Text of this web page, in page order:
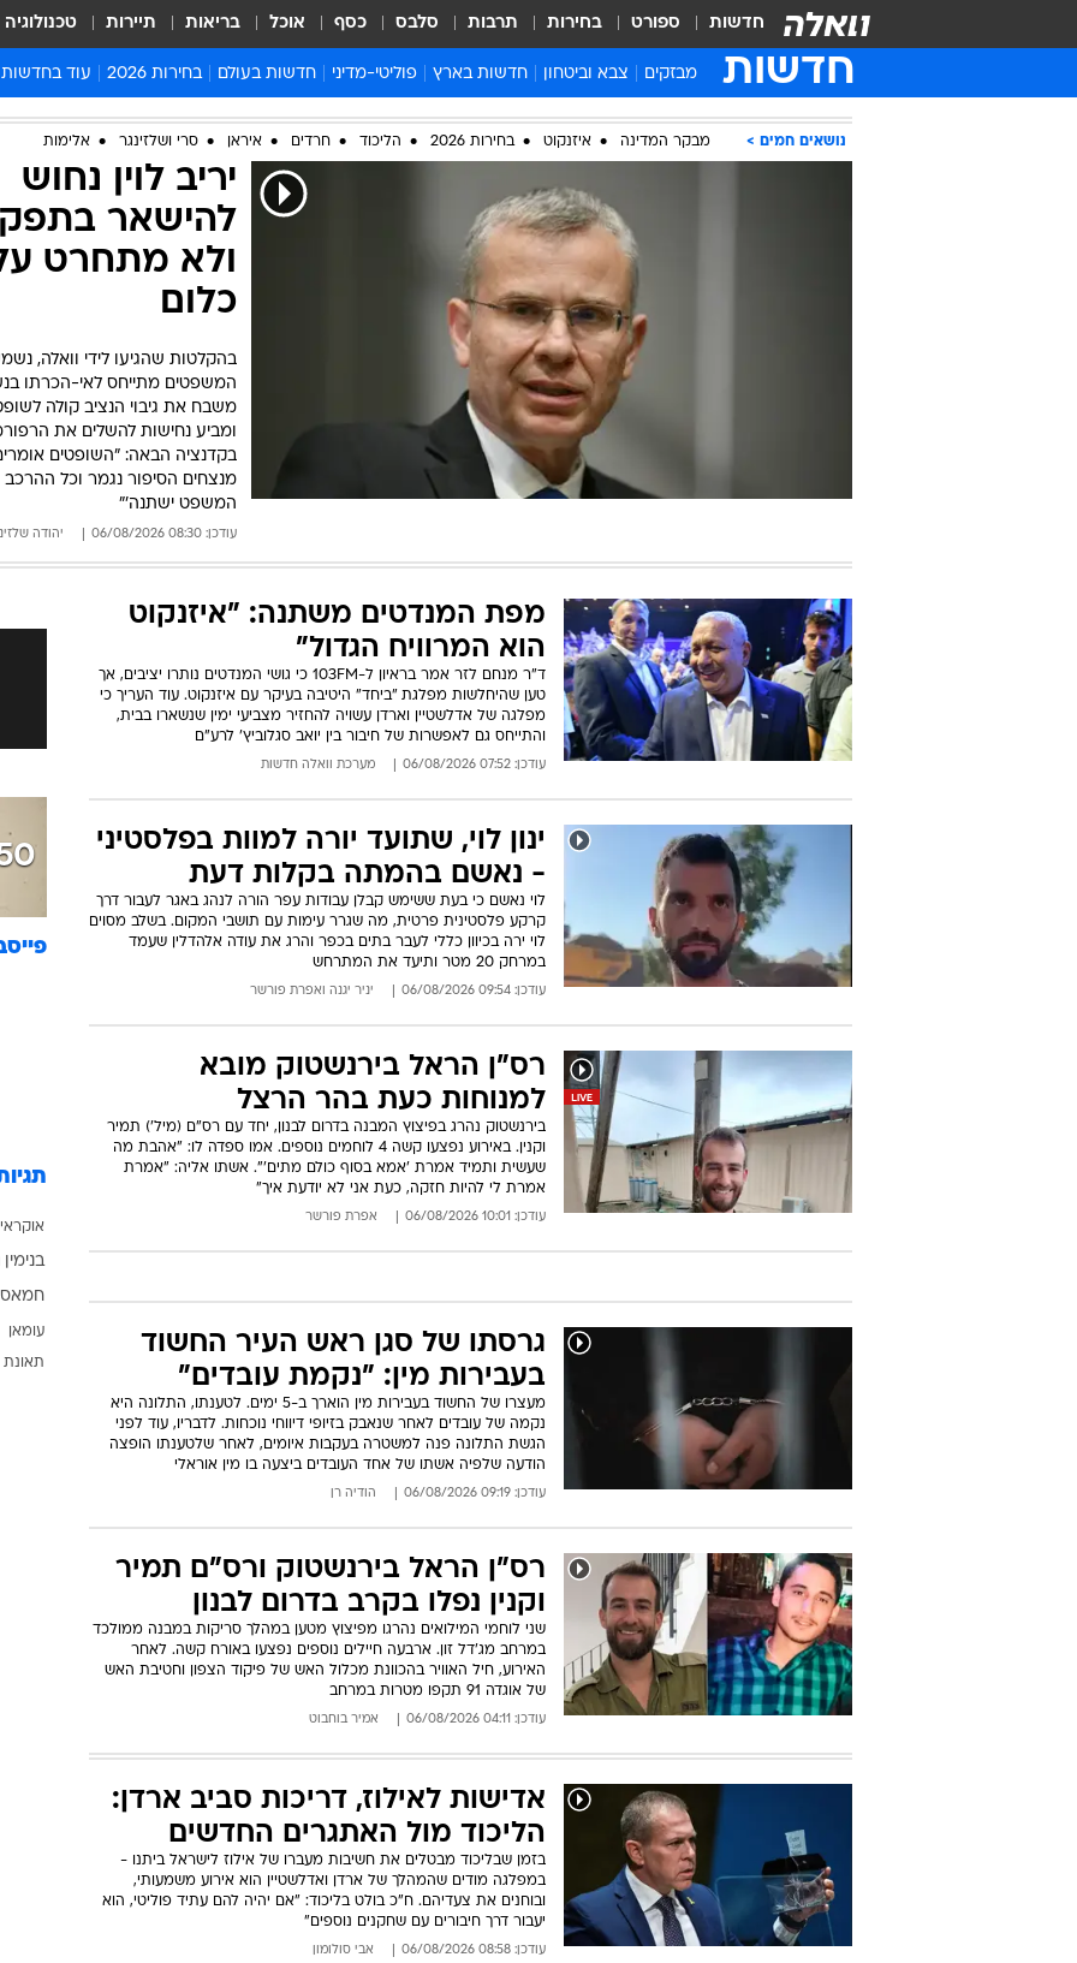
חדשות ספורט בחירות תרבות סלבס כסף אוכל בריאות תיירות טכנולוגיה
חדשות מבזקים צבא וביטחון חדשות בארץ
אירועים בארץ
ישראלים בחו"ל
בריאות
חברה ורווחה
פוליטי-מדיני
פוליטיקה וממשל
חדשות בעולם
המזרח התיכון
אמריקה
אסיה והפסיפיק
בחירות 2026 עוד בחדשות
דעות
פרויקטים
אסור לפספס
מדע וסביבה
זמני כניסת
לוח חופשות
לוח שנה
חדשות יהדות
נושאים חמים מבקר המדינה איזנקוט בחירות 2026 הליכוד חרדים איראן סרי ושלזינגר אלימות
יריב לוין נחוש
להישאר
ולא מתחרט
כלום
בהקלטות שהגיעו לידי וואלה,
המשפטים מתייחס לאי-הכרתו
משבח את גיבוי הנציב קולה
ומביע נחישות להשלים את
בקדנציה הבאה: "השופטים
מנצחים הסיפור נגמר וכל
המשפט ישתנה'"
עודכן: 08:30 06/08/2026 יהודה
מפת המנדטים משתנה: "איזנקוט
הוא המרוויח הגדול"
ד"ר מנחם לזר אמר בראיון ל-103FM כי גושי המנדטים נותרו יציבים, אך
טען שהיחלשות מפלגת "ביחד" היטיבה בעיקר עם איזנקוט. עוד העריך כי
מפלגה של אדלשטיין וארדן עשויה להחזיר מצביעי ימין שנשארו בבית,
והתייחס גם לאפשרות של חיבור בין יואב סגלוביץ' לרע"ם
עודכן: 07:52 06/08/2026 מערכת וואלה חדשות
ינון לוי, שתועד יורה למוות בפלסטיני
- נאשם בהמתה בקלות דעת
לוי נאשם כי בעת ששימש קבלן עבודות עפר הורה לנהג באגר לעבור דרך
קרקע פלסטינית פרטית, מה שגרר עימות עם תושבי המקום. בשלב מסוים
לוי ירה בכיוון כללי לעבר בתים בכפר והרג את עודה אלהדלין שעמד
במרחק 20 מטר ותיעד את המתרחש
עודכן: 09:54 06/08/2026 יניר יגנה אפרת פורשר
רס"ן הראל בירנשטוק מובא
למנוחות כעת בהר הרצל
בירנשטוק נהרג בפיצוץ המבנה בדרום לבנון, יחד עם רס"ם (מיל') תמיר
וקנין. באירוע נפצעו קשה 4 לוחמים נוספים. אמו ספדה לו: "אהבת מה
שעשית ותמיד אמרת 'אמא בסוף כולם מתים'". אשתו אליה: "אמרת
אמרת לי להיות חזקה, כעת אני לא יודעת איך"
עודכן: 10:01 06/08/2026 אפרת פורשר
גרסתו של סגן ראש העיר החשוד
בעבירות מין: "נקמת עובדים"
מעצרו של החשוד בעבירות מין הוארך ב-5 ימים. לטענתו, התלונה היא
נקמה של עובדים לאחר שנאבק בזיופי דיווחי נוכחות. לדבריו, עוד לפני
הגשת התלונה פנה למשטרה בעקבות איומים, לאחר שלטענתו הופצה
הודעה שלפיה אשתו של אחד העובדים ביצעה בו מין אוראלי
עודכן: 09:19 06/08/2026 הודיה רן
רס"ן הראל בירנשטוק ורס"ם תמיר
וקנין נפלו בקרב בדרום לבנון
שני לוחמי המילואים נהרגו מפיצוץ מטען במהלך סריקות במבנה ממולכד
במרחב מג'דל זון. ארבעה חיילים נוספים נפצעו באורח קשה. לאחר
האירוע, חיל האוויר בהכוונת מכלול האש של פיקוד הצפון וחטיבת האש
של אוגדה 91 תקפו מטרות במרחב
עודכן: 04:11 06/08/2026 אמיר בוחבוט
אדישות לאילוז, דריכות סביב ארדן:
הליכוד מול האתגרים החדשים
בזמן שבליכוד מבטלים את חשיבות מעברו של אילוז לישראל ביתנו -
במפלגה מודים שהמהלך של ארדן ואדלשטיין הוא אירוע משמעותי,
ובוחנים את צעדיהם. ח"כ בולט בליכוד: "אם יהיה להם עתיד פוליטי, הוא
יעבור דרך חיבורים עם שחקנים נוספים"
עודכן: 08:58 06/08/2026 אבי סולומון
50 שנה
בנימין
חמאס
עומאן
תאונת